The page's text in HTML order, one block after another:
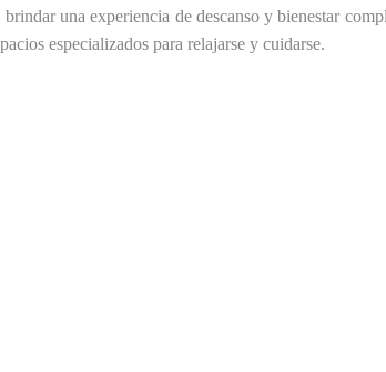
una experiencia de descanso y bienestar
especializados para relajarse y cuidarse.